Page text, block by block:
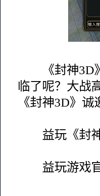
《封神3D》
临了呢？大战
《封神3D》
益玩《封神
益玩游戏官